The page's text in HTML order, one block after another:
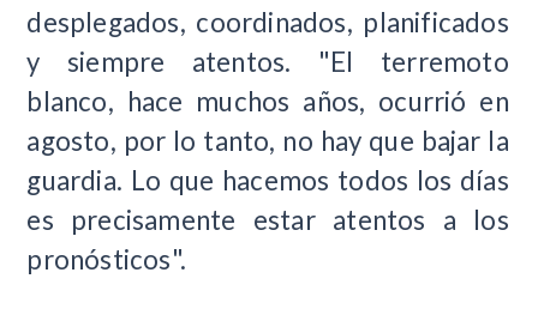
desplegados, coordinados, planificados
y siempre atentos. "El terremoto
blanco, hace muchos años, ocurrió en
agosto, por lo tanto, no hay que bajar la
guardia. Lo que hacemos todos los días
es precisamente estar atentos a los
pronósticos".